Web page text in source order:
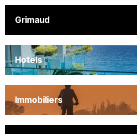
Grimaud
Hotels
Immobiliers